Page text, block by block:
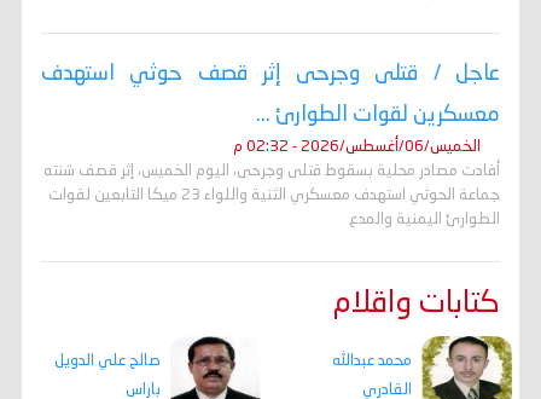
عاجل / قتلى وجرحى إثر قصف حوثي استهدف
معسكرين لقوات الطوارئ ...
الخميس/06/أغسطس/2026 - 02:32 م
أفادت مصادر محلية بسقوط قتلى وجرحى، اليوم الخميس، إثر قصف شنته
جماعة الحوثي استهدف معسكري الثنية واللواء 23 ميكا التابعين لقوات
الطوارئ اليمنية والمدع
كتابات واقلام
محمد عبدالله
القادري
صالح علي الدويل
باراس